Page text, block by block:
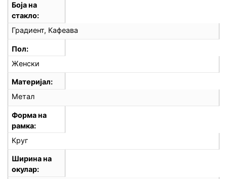
Боја на
стакло
Градиент, Кафеава
Пол
Женски
Материјал
Метал
Форма на
рамка
Круг
Ширина на
окулар